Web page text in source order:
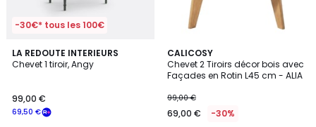
-30€* tous les 100€
LA REDOUTE INTERIEURS
Chevet 1 tiroir, Angy
69,50 €
99,00 €
4
/
CALICOSY
Chevet 2 Tiroirs décor bois avec
Façades en Rotin L45 cm - ALIA
99,00 €
69,00 € -30%
4
/
5